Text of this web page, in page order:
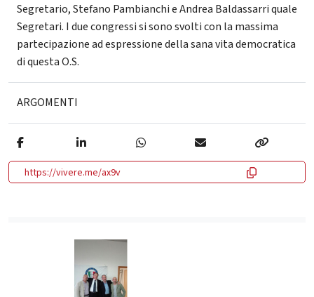
Segretario, Stefano Pambianchi e Andrea Baldassarri quale
Segretari. I due congressi si sono svolti con la massima
partecipazione ad espressione della sana vita democratica
di questa O.S.
ARGOMENTI
https://vivere.me/ax9v